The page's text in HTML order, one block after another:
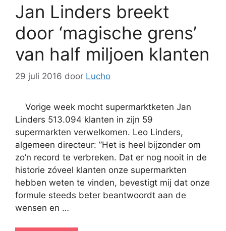
Jan Linders breekt
door ‘magische grens’
van half miljoen klanten
29 juli 2016 door Lucho
Vorige week mocht supermarktketen Jan
Linders 513.094 klanten in zijn 59
supermarkten verwelkomen. Leo Linders,
algemeen directeur: ”Het is heel bijzonder om
zo’n record te verbreken. Dat er nog nooit in de
historie zóveel klanten onze supermarkten
hebben weten te vinden, bevestigt mij dat onze
formule steeds beter beantwoordt aan de
wensen en …